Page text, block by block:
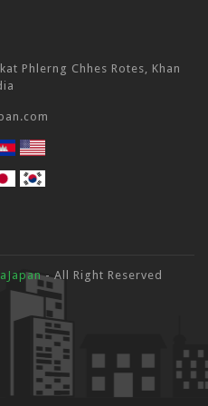
Phlerng Chhes Rotes, Khan
- All Right Reserved